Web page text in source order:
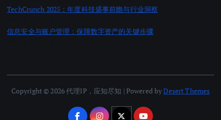
TechCrunch 2025：年度科技盛事前瞻与行业洞察
信息安全与账户管理：保障数字资产的关键步骤
Copyright © 2026 代理IP，应知尽知 | Powered byDesert Themes